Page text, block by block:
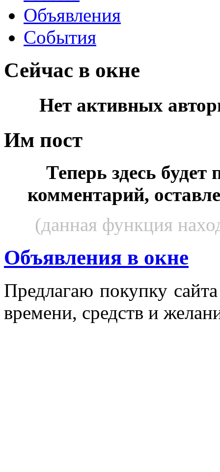
Объявления
События
Сейчас в окне
Нет активных
Им пост
Теперь здесь будет
комментарий,
(данная функция
Объявления в окне
Пред­ла­гаю по­куп­ку
вре­мени, средств и